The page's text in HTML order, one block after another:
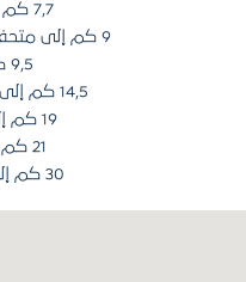
7,7 كم إلى مول أوف أنطاليا
9 كم إلى متحف ساند لاند في الهواء الطلق
9,5 كم إلى مول آغورا
14,5 كم إلى مشفى الدولة في كيبيز
19 كم إلى مول أوزديليك بارك
21 كم إلى جامعة أك دينيز
30 كم إلى جامعة بيليم أنطاليا